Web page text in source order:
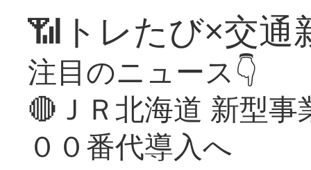
📶トレたび×交通
注目のニュース👇
🔴ＪＲ北海道 新型
００番代導入へ